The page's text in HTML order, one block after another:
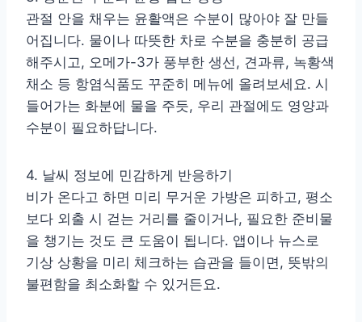
관절 안을 채우는 윤활액은 수분이 많아야 잘 만들
어집니다. 물이나 따뜻한 차로 수분을 충분히 공급
해주시고, 오메가-3가 풍부한 생선, 견과류, 녹황색
채소 등 항염식품도 꾸준히 메뉴에 올려보세요. 시
들어가는 화분에 물을 주듯, 우리 관절에도 영양과
수분이 필요하답니다.
4. 날씨 정보에 민감하게 반응하기
비가 온다고 하면 미리 무거운 가방은 피하고, 평소
보다 외출 시 걷는 거리를 줄이거나, 필요한 준비물
을 챙기는 것도 큰 도움이 됩니다. 앱이나 뉴스로
기상 상황을 미리 체크하는 습관을 들이면, 뜻밖의
불편함을 최소화할 수 있거든요.